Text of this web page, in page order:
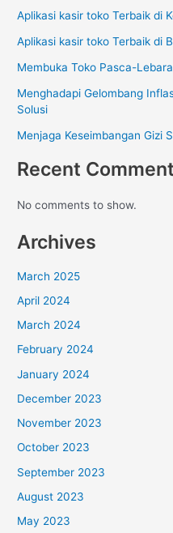
Aplikasi kasir toko Terbaik di
Aplikasi kasir toko Terbaik di
Membuka Toko Pasca-
Menghadapi Gelombang
Solusi
Menjaga Keseimbangan Gizi
Recent
No comments to show.
Archives
March 2025
April 2024
March 2024
February 2024
January 2024
December 2023
November 2023
October 2023
September 2023
August 2023
May 2023